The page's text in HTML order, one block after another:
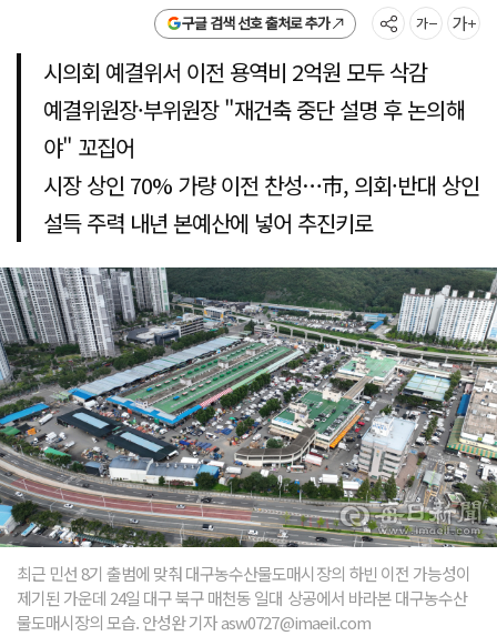
구글 검색 선호 출처로 추가
시의회 예결위서 이전 용역비 2억원 모두 삭감
예결위원장·부위원장 "재건축 중단 설명 후 논의해
야" 꼬집어
시장 상인 70% 가량 이전 찬성…市, 의회·반대 상인
설득 주력 내년 본예산에 넣어 추진키로
최근 민선 8기 출범에 맞춰 대구농수산물도매시장의 하빈 이전 가능성이
제기된 가운데 24일 대구 북구 매천동 일대 상공에서 바라본 대구농수산
물도매시장의 모습. 안성완 기자 asw0727@imaeil.com